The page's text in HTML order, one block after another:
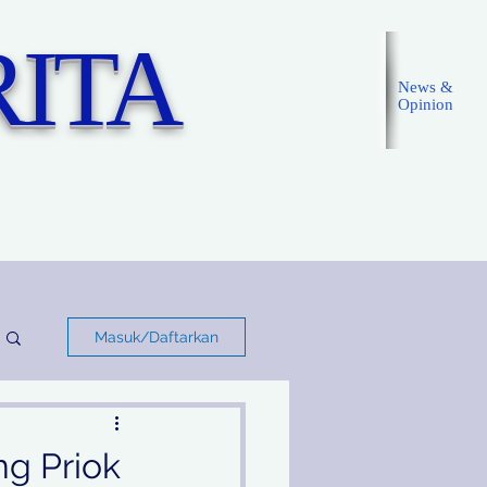
News &
Opinion
Masuk/Daftarkan
Priok